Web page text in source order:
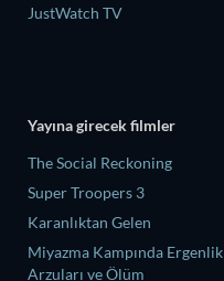
JustWatch TV
Yayına girecek filmler
The Social Reckoning
Super Troopers 3
Karanlıktan Gelen
Miyazma Kampında Ergenlik
Arzuları ve Ölüm